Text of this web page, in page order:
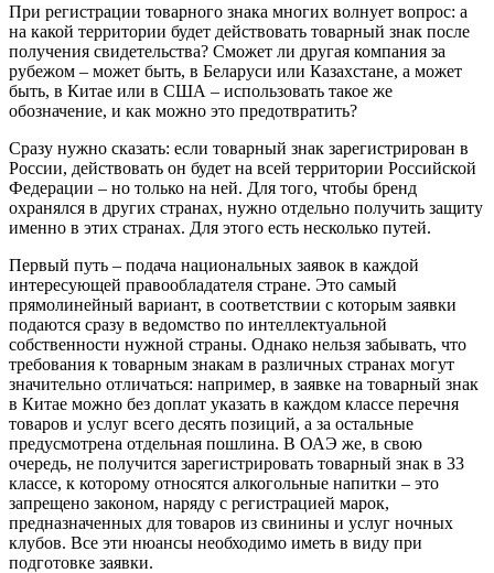
При регистрации товарного знака многих волнует вопрос: а
на какой территории будет действовать товарный знак после
получения свидетельства? Сможет ли другая компания за
рубежом – может быть, в Беларуси или Казахстане, а может
быть, в Китае или в США – использовать такое же
обозначение, и как можно это предотвратить?
Сразу нужно сказать: если товарный знак зарегистрирован в
России, действовать он будет на всей территории Российской
Федерации – но только на ней. Для того, чтобы бренд
охранялся в других странах, нужно отдельно получить защиту
именно в этих странах. Для этого есть несколько путей.
Первый путь – подача национальных заявок в каждой
интересующей правообладателя стране. Это самый
прямолинейный вариант, в соответствии с которым заявки
подаются сразу в ведомство по интеллектуальной
собственности нужной страны. Однако нельзя забывать, что
требования к товарным знакам в различных странах могут
значительно отличаться: например, в заявке на товарный знак
в Китае можно без доплат указать в каждом классе перечня
товаров и услуг всего десять позиций, а за остальные
предусмотрена отдельная пошлина. В ОАЭ же, в свою
очередь, не получится зарегистрировать товарный знак в 33
классе, к которому относятся алкогольные напитки – это
запрещено законом, наряду с регистрацией марок,
предназначенных для товаров из свинины и услуг ночных
клубов. Все эти нюансы необходимо иметь в виду при
подготовке заявки.